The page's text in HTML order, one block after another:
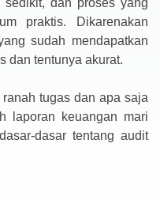
praktis. Dikarenakan
sudah mendapatkan
dan tentunya akurat.
tugas dan apa saja
laporan keuangan mari
dasar tentang audit